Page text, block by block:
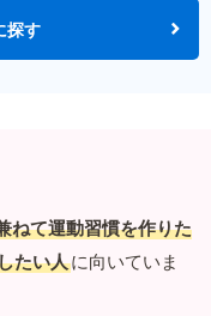
探す
ねて運動習慣を作りた
たい人に向いていま